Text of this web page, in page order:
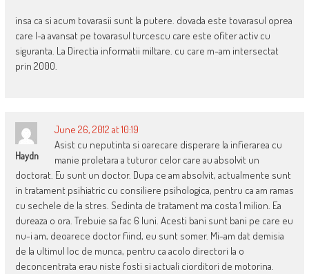
insa ca si acum tovarasii sunt la putere. dovada este tovarasul oprea
care l-a avansat pe tovarasul turcescu care este ofiter activ cu
siguranta. La Directia informatii miltare. cu care m-am intersectat
prin 2000.
Haydn
June 26, 2012 at 10:19
Asist cu neputinta si oarecare disperare la infierarea cu
manie proletara a tuturor celor care au absolvit un
doctorat. Eu sunt un doctor. Dupa ce am absolvit, actualmente sunt
in tratament psihiatric cu consiliere psihologica, pentru ca am ramas
cu sechele de la stres. Sedinta de tratament ma costa 1 milion. Ea
dureaza o ora. Trebuie sa fac 6 luni. Acesti bani sunt bani pe care eu
nu-i am, deoarece doctor fiind, eu sunt somer. Mi-am dat demisia
de la ultimul loc de munca, pentru ca acolo directori la o
deconcentrata erau niste fosti si actuali ciorditori de motorina.